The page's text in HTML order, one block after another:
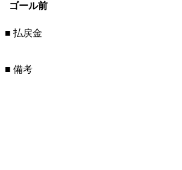
ゴール前
■ 払戻金
■ 備考